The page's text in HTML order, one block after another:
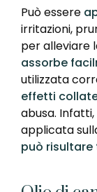
Può essere
irritazioni,
per alleviare
assorbe
utilizzata
effetti
abusa.
applicata
può risultare